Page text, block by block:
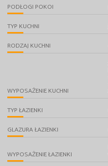
PODŁOGI POKOI
TYP KUCHNI
RODZAJ KUCHNI
WYPOSAŻENIE KUCHNI
TYP ŁAZIENKI
GLAZURA ŁAZIENKI
WYPOSAŻENIE ŁAZIENKI